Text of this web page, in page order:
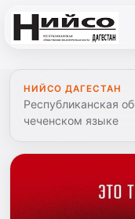
НИЙСО ДАГЕСТАН
Республиканская
чеченском языке